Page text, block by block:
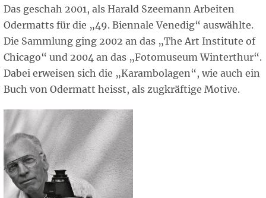
Das geschah 2001, als Harald Szeemann Arbeiten
Odermatts für die „49. Biennale Venedig“ auswählte.
Die Sammlung ging 2002 an das „The Art Institute of
Chicago“ und 2004 an das „Fotomuseum Winterthur“.
Dabei erweisen sich die „Karambolagen“, wie auch ein
Buch von Odermatt heisst, als zugkräftige Motive.